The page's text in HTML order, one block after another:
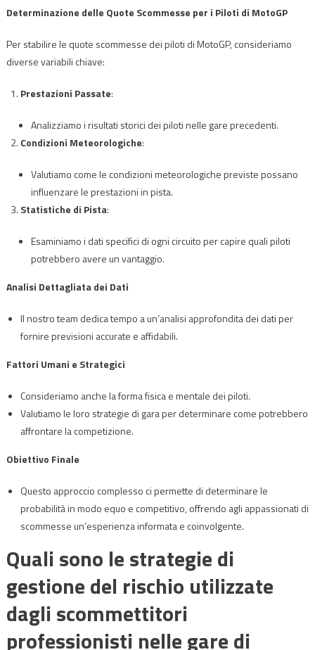
Determinazione delle Quote Scommesse per i Piloti di MotoGP
Per stabilire le quote scommesse dei piloti di MotoGP, consideriamo
diverse variabili chiave:
Prestazioni Passate:
Analizziamo i risultati storici dei piloti nelle gare precedenti.
Condizioni Meteorologiche:
Valutiamo come le condizioni meteorologiche previste possano
influenzare le prestazioni in pista.
Statistiche di Pista:
Esaminiamo i dati specifici di ogni circuito per capire quali piloti
potrebbero avere un vantaggio.
Analisi Dettagliata dei Dati
Il nostro team dedica tempo a un’analisi approfondita dei dati per
fornire previsioni accurate e affidabili.
Fattori Umani e Strategici
Consideriamo anche la forma fisica e mentale dei piloti.
Valutiamo le loro strategie di gara per determinare come potrebbero
affrontare la competizione.
Obiettivo Finale
Questo approccio complesso ci permette di determinare le
probabilità in modo equo e competitivo, offrendo agli appassionati di
scommesse un’esperienza informata e coinvolgente.
Quali sono le strategie di
gestione del rischio utilizzate
dagli scommettitori
professionisti nelle gare di